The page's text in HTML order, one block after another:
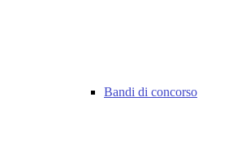
Bandi di concorso